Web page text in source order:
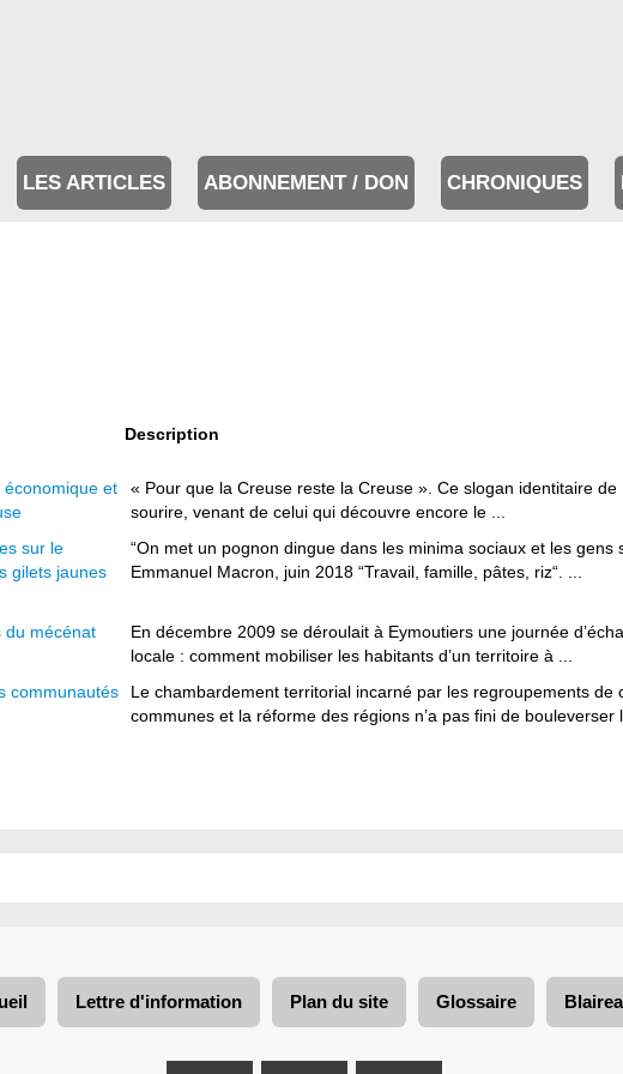
LES ARTICLES ABONNEMENT / DON CHRONIQUES
Description
et
« Pour que la Creuse reste la Creuse ». Ce slogan identitaire
sourire, venant de celui qui découvre encore le ...
sur le
gilets jaunes
“On met un pognon dingue dans les minima sociaux et les gens
Emmanuel Macron, juin 2018 “Travail, famille, pâtes, riz“. ...
du mécénat
En décembre 2009 se déroulait à Eymoutiers une journée
locale : comment mobiliser les habitants d’un territoire à ...
communautés
Le chambardement territorial incarné par les regroupements de
communes et la réforme des régions n’a pas fini de bouleverser
Lettre d'information Plan du site Glossaire